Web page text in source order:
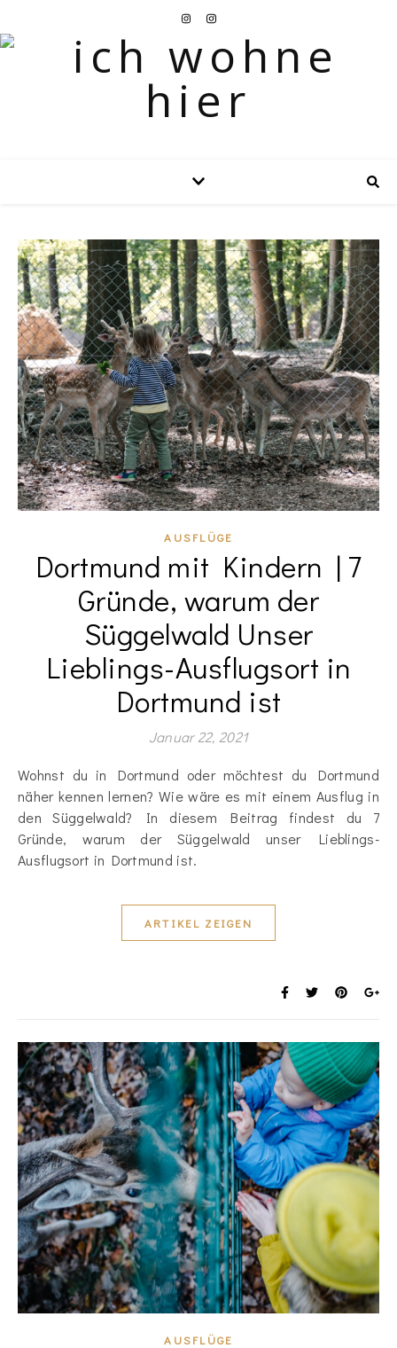
AUSFLÜGE
Dortmund mit Kindern | 7
Gründe, warum der
Süggelwald Unser
Lieblings-Ausflugsort in
Dortmund ist
Januar 22, 2021
Wohnst du in Dortmund oder möchtest du Dortmund
näher kennen lernen? Wie wäre es mit einem Ausflug in
den Süggelwald? In diesem Beitrag findest du 7
Gründe, warum der Süggelwald unser Lieblings-
Ausflugsort in Dortmund ist.
ARTIKEL ZEIGEN
AUSFLÜGE